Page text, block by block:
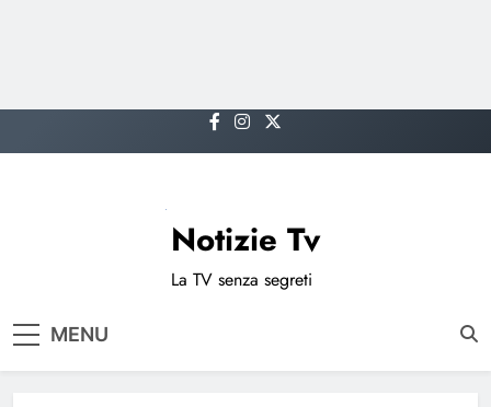
to
Notizie Tv
La TV senza segreti
MENU